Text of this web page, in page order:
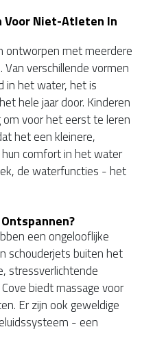
Voor Niet-Atleten In
ontworpen met meerdere
verschillende vormen
in het water, het is
hele jaar door. Kinderen
voor het eerst te leren
het een kleinere,
comfort in het water
de waterfuncties - het
een ongelooflijke
schouderjets buiten het
stressverlichtende
biedt massage voor
Er zijn ook geweldige
- een